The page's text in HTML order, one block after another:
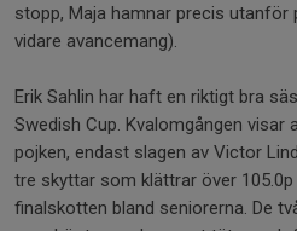
stopp, Maja hamnar precis utanför
vidare avancemang).
Erik Sahlin har haft en riktigt bra
Swedish Cup. Kvalomgången visar
pojken, endast slagen av Victor
tre skyttar som klättrar över
finalskotten bland seniorerna. De